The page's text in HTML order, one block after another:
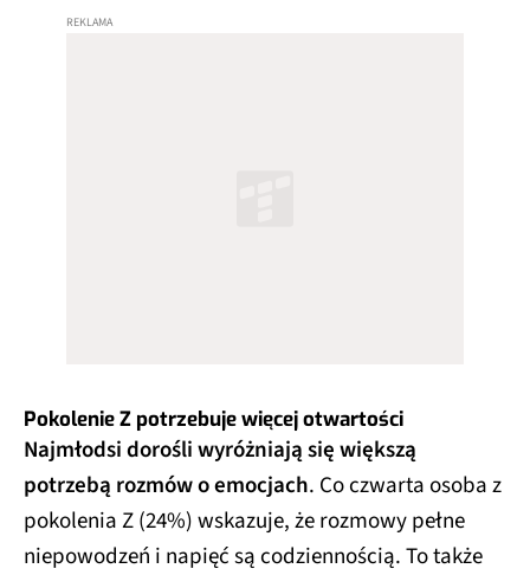
Pokolenie Z potrzebuje więcej otwartości
Najmłodsi dorośli wyróżniają się większą
potrzebą rozmów o emocjach. Co czwarta osoba z
pokolenia Z (24%) wskazuje, że rozmowy pełne
niepowodzeń i napięć są codziennością. To także